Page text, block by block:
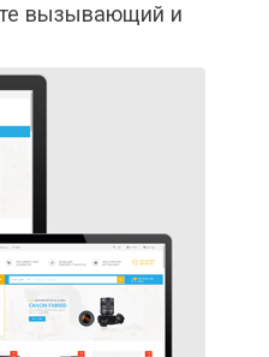
вызывающий и